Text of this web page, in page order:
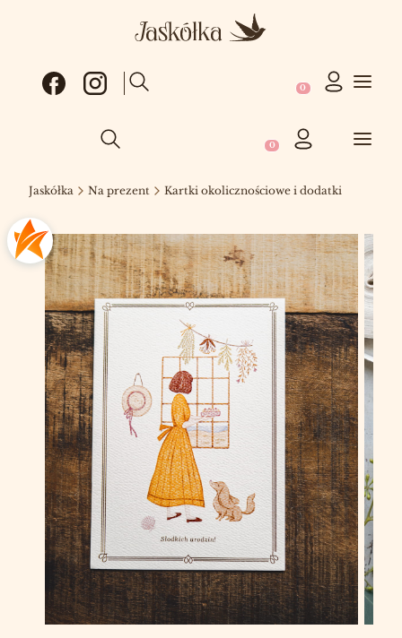
Otwórz wyszukiwarkę Produkty w
Otwórz wyszukiwarkę Produkty w koszyku:
Jaskółka Na prezent Kartki okolicznościowe i dodatki